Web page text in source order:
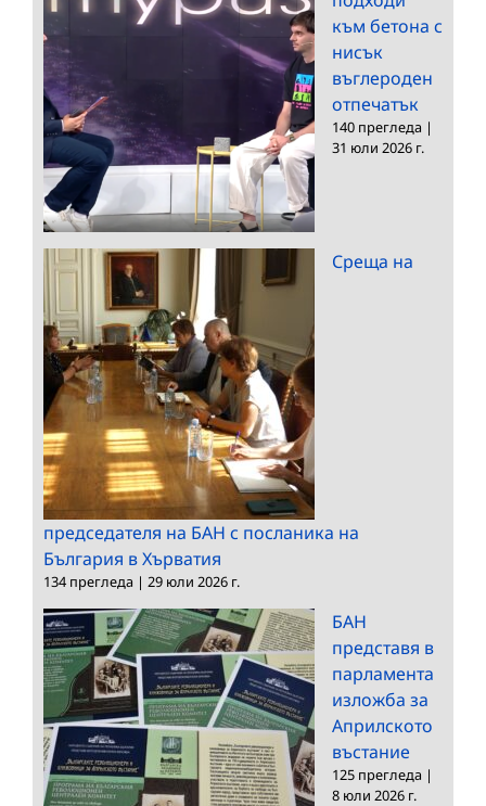
към бетона с
нисък
въглероден
отпечатък
140 прегледа |
31 юли 2026 г.
Среща на
председателя на БАН с посланика на
България в Хърватия
134 прегледа | 29 юли 2026 г.
БАН
представя в
парламента
изложба за
Априлското
въстание
125 прегледа |
8 юли 2026 г.